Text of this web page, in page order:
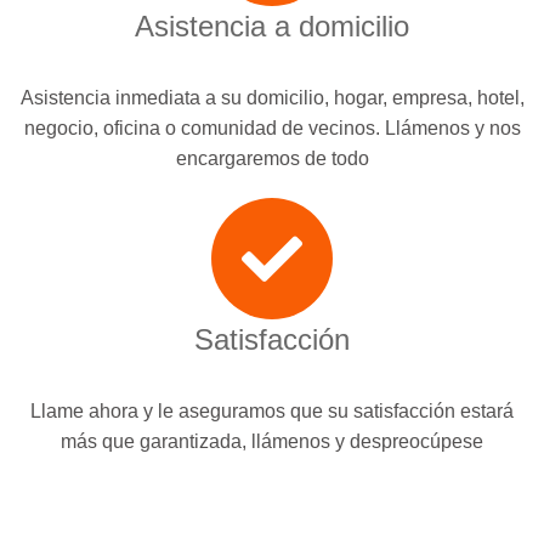
Asistencia a domicilio
Asistencia inmediata a su domicilio, hogar, empresa, hotel,
negocio, oficina o comunidad de vecinos. Llámenos y nos
encargaremos de todo
Satisfacción
Llame ahora y le aseguramos que su satisfacción estará
más que garantizada, llámenos y despreocúpese